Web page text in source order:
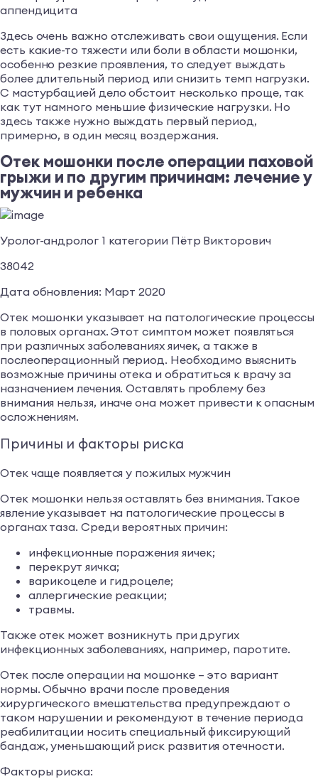
аппендицита
Здесь очень важно отслеживать свои ощущения. Если
есть какие-то тяжести или боли в области мошонки,
особенно резкие проявления, то следует выждать
более длительный период или снизить темп нагрузки.
С мастурбацией дело обстоит несколько проще, так
как тут намного меньшие физические нагрузки. Но
здесь также нужно выждать первый период,
примерно, в один месяц воздержания.
Отек мошонки после операции паховой
грыжи и по другим причинам: лечение у
мужчин и ребенка
Уролог-андролог 1 категории Пётр Викторович
38042
Дата обновления: Март 2020
Отек мошонки указывает на патологические процессы
в половых органах. Этот симптом может появляться
при различных заболеваниях яичек, а также в
послеоперационный период. Необходимо выяснить
возможные причины отека и обратиться к врачу за
назначением лечения. Оставлять проблему без
внимания нельзя, иначе она может привести к опасным
осложнениям.
Причины и факторы риска
Отек чаще появляется у пожилых мужчин
Отек мошонки нельзя оставлять без внимания. Такое
явление указывает на патологические процессы в
органах таза. Среди вероятных причин:
инфекционные поражения яичек;
перекрут яичка;
варикоцеле и гидроцеле;
аллергические реакции;
травмы.
Также отек может возникнуть при других
инфекционных заболеваниях, например, паротите.
Отек после операции на мошонке – это вариант
нормы. Обычно врачи после проведения
хирургического вмешательства предупреждают о
таком нарушении и рекомендуют в течение периода
реабилитации носить специальный фиксирующий
бандаж, уменьшающий риск развития отечности.
Факторы риска: